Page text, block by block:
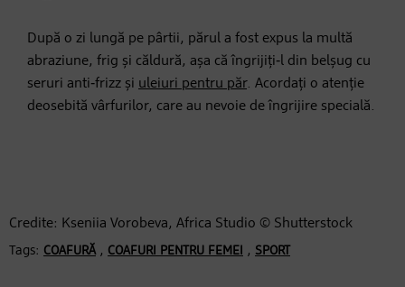
După o zi lungă pe pârtii, părul a fost expus la multă
abraziune, frig și căldură, așa că îngrijiți‑l din belșug cu
seruri anti‑frizz și uleiuri pentru păr. Acordați o atenție
deosebită vârfurilor, care au nevoie de îngrijire specială.
Credite: Kseniia Vorobeva, Africa Studio © Shutterstock
Tags: COAFURĂ, COAFURI PENTRU FEMEI , SPORT